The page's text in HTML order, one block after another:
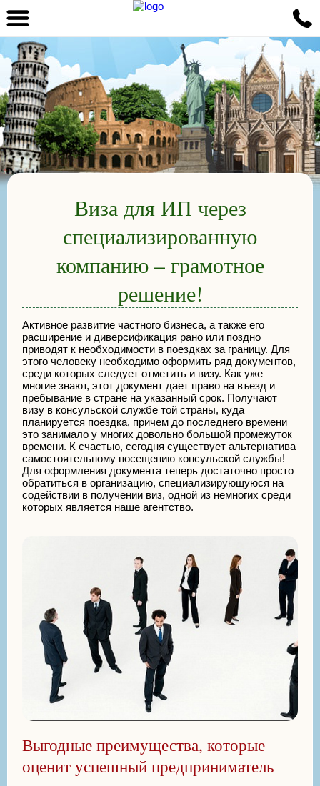
Виза для ИП через
специализированную
компанию – грамотное
решение!
Активное развитие частного бизнеса, а также его
расширение и диверсификация рано или поздно
приводят к необходимости в поездках за границу. Для
этого человеку необходимо оформить ряд документов,
среди которых следует отметить и визу. Как уже
многие знают, этот документ дает право на въезд и
пребывание в стране на указанный срок. Получают
визу в консульской службе той страны, куда
планируется поездка, причем до последнего времени
это занимало у многих довольно большой промежуток
времени. К счастью, сегодня существует альтернатива
самостоятельному посещению консульской службы!
Для оформления документа теперь достаточно просто
обратиться в организацию, специализирующуюся на
содействии в получении виз, одной из немногих среди
которых является наше агентство.
Выгодные преимущества, которые
оценит успешный предприниматель